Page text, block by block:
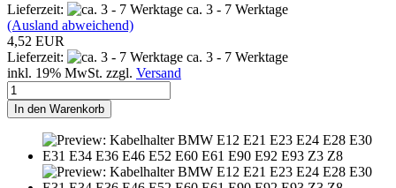
Lieferzeit:
ca. 3 - 7 Werktage
(Ausland abweichend)
4,52 EUR
Lieferzeit:
ca. 3 - 7 Werktage
inkl. 19% MwSt. zzgl. Versand
In den Warenkorb